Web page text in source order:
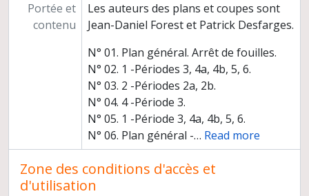
Portée et
contenu
Les auteurs des plans et coupes sont
Jean-Daniel Forest et Patrick Desfarges.
N° 01. Plan général. Arrêt de fouilles.
N° 02. 1 -Périodes 3, 4a, 4b, 5, 6.
N° 03. 2 -Périodes 2a, 2b.
N° 04. 4 -Période 3.
N° 05. 1 -Période 3, 4a, 4b, 5, 6.
N° 06. Plan général -… Read more
Zone des conditions d'accès et
d'utilisation